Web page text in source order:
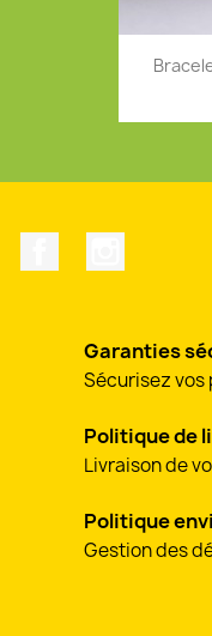
Garanties
Sécurisez vos
Politique de
Livraison de
Politique
Gestion des